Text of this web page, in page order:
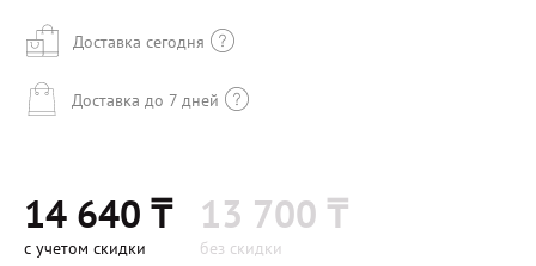
Доставка сегодня
Доставка до 7 дней
14 640 ₸
с учетом скидки
13 700 ₸
без скидки